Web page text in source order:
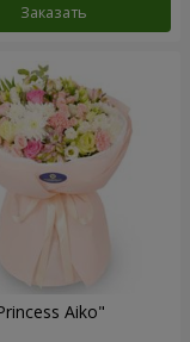
Заказать
Aiko"